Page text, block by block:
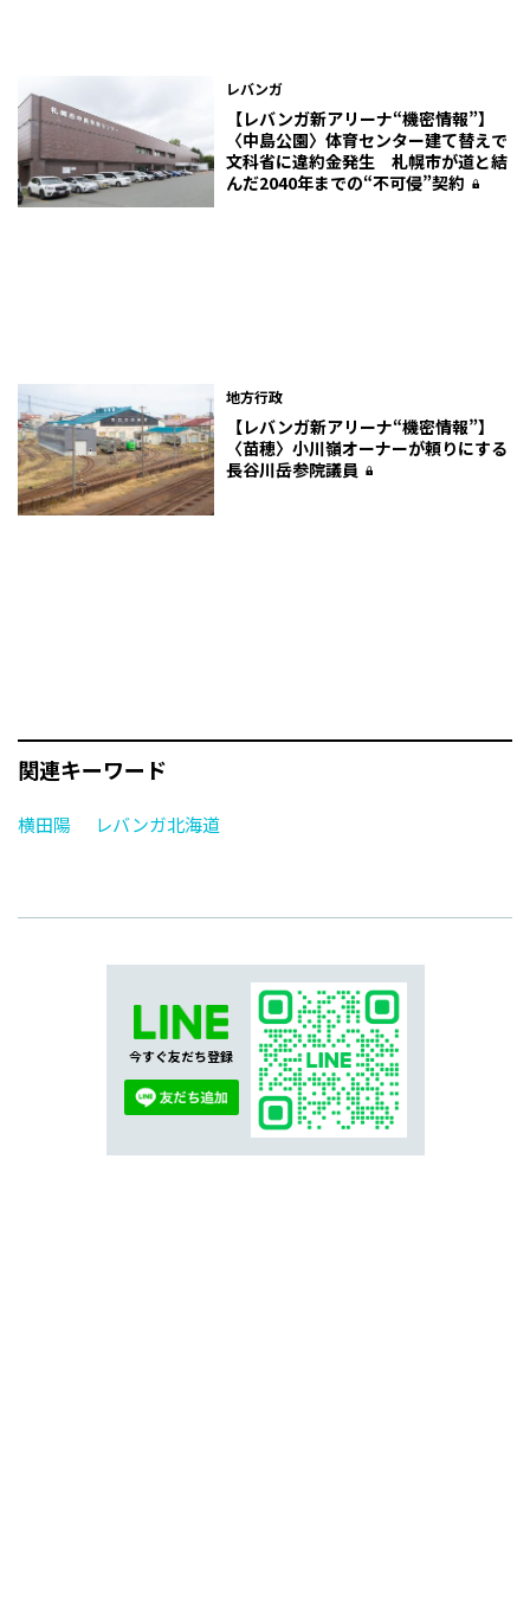
レバンガ
【レバンガ新アリーナ“機密情報”】
〈中島公園〉体育センター建て替えで
文科省に違約金発生 札幌市が道と結
んだ2040年までの“不可侵”契約
地方行政
【レバンガ新アリーナ“機密情報”】
〈苗穂〉小川嶺オーナーが頼りにする
長谷川岳参院議員
関連キーワード
横田陽 レバンガ北海道
今すぐ友だち登録